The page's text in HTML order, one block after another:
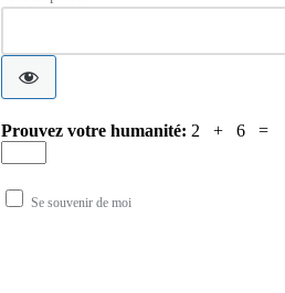
Prouvez votre humanité: 2 + 6 =
Se souvenir de moi